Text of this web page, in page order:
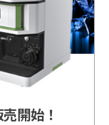
開始！